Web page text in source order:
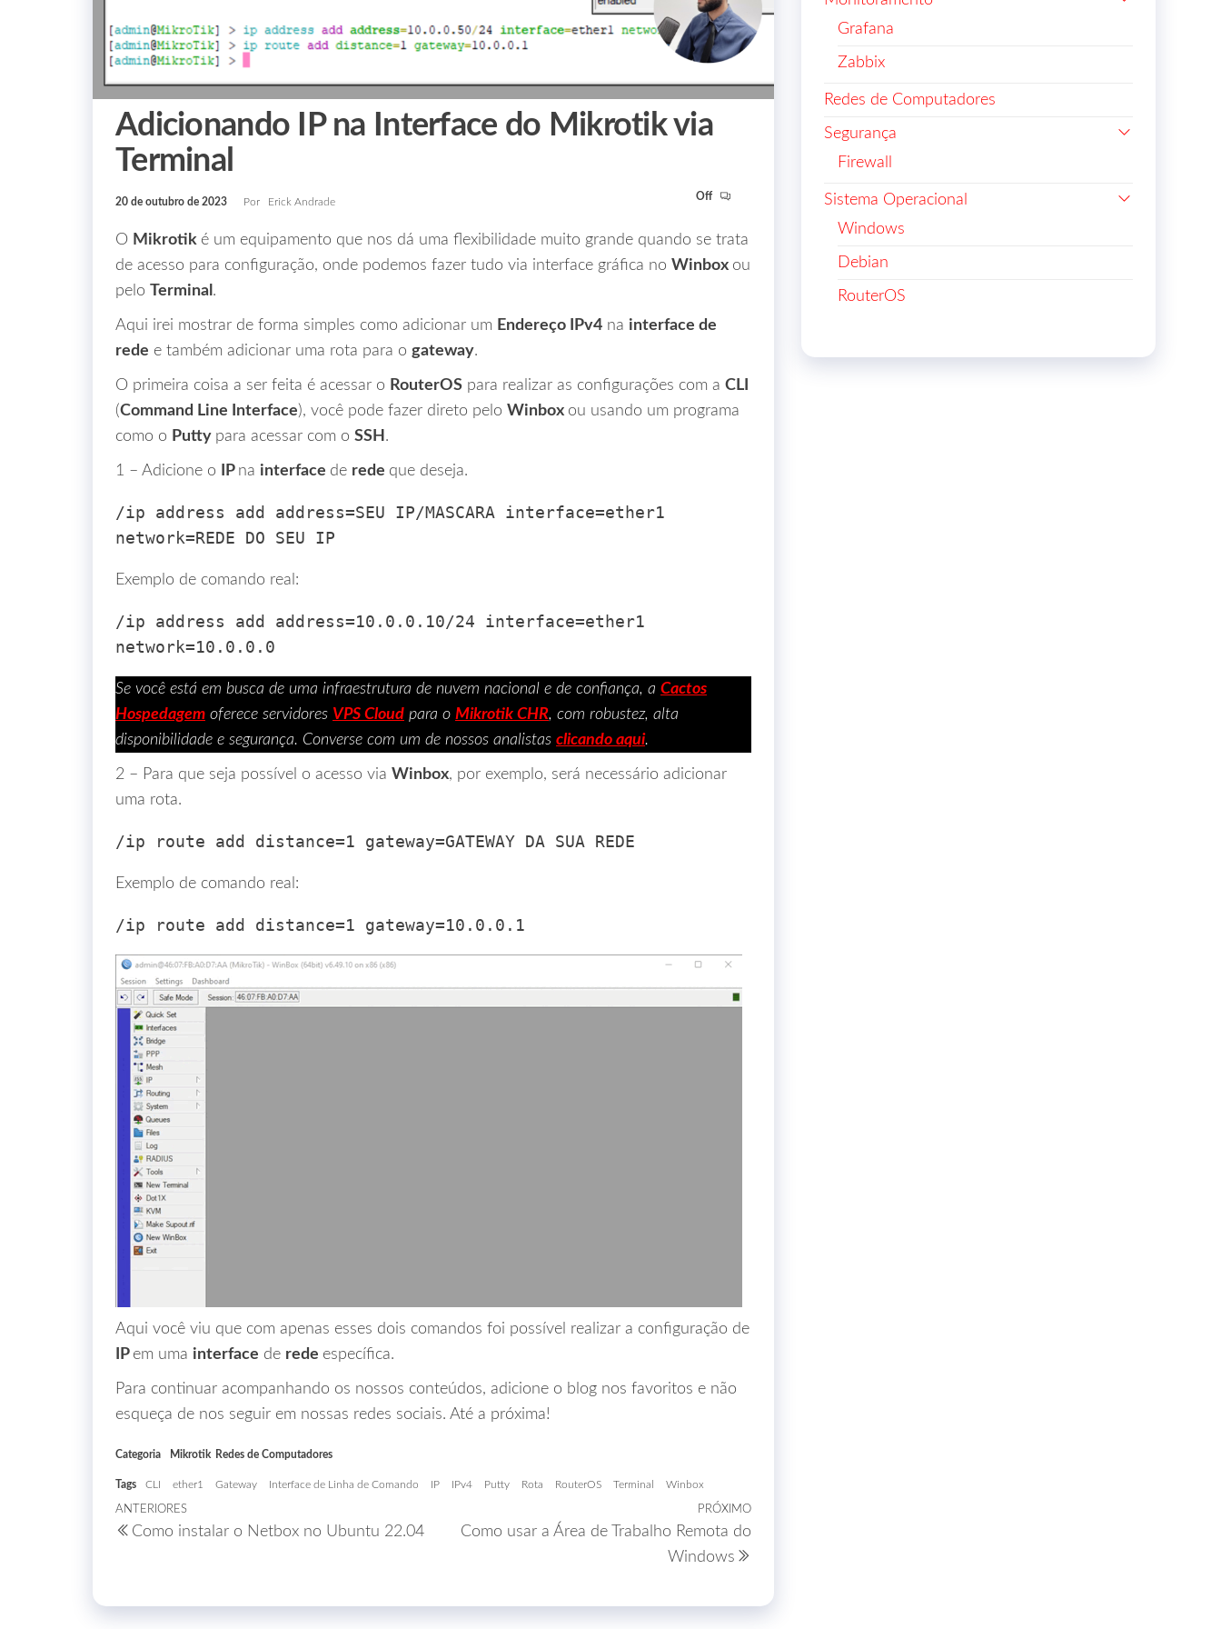
Adicionando IP na Interface do Mikrotik via
Terminal
20 de outubro de 2023 Por Erick Andrade Off
O Mikrotik é um equipamento que nos dá uma flexibilidade muito grande quando se trata
de acesso para configuração, onde podemos fazer tudo via interface gráfica no Winbox ou
pelo Terminal .
Aqui irei mostrar de forma simples como adicionar um Endereço IPv4 na interface de
rede e também adicionar uma rota para o gateway.
O primeira coisa a ser feita é acessar o RouterOS para realizar as configurações com a CLI
(Command Line Interface), você pode fazer direto pelo Winbox ou usando um programa
como o Putty para acessar com o SSH .
1 – Adicione o IP na interface de rede que deseja.
/ip address add address=SEU IP/MASCARA interface=ether1
network=REDE DO SEU IP
Exemplo de comando real:
/ip address add address=10.0.0.10/24 interface=ether1
network=10.0.0.0
Se você está em busca de uma infraestrutura de nuvem nacional e de confiança, a Cactos
Hospedagem oferece servidores VPS Cloud para o Mikrotik CHR, com robustez, alta
disponibilidade e segurança. Converse com um de nossos analistas clicando aqui.
2 – Para que seja possível o acesso via Winbox, por exemplo, será necessário adicionar
uma rota.
/ip route add distance=1 gateway=GATEWAY DA SUA REDE
Exemplo de comando real:
/ip route add distance=1 gateway=10.0.0.1
Aqui você viu que com apenas esses dois comandos foi possível realizar a configuração de
IP em uma interface de rede específica.
Para continuar acompanhando os nossos conteúdos, adicione o blog nos favoritos e não
esqueça de nos seguir em nossas redes sociais. Até a próxima!
Categoria Mikrotik Redes de Computadores
Tags CLI ether1 Gateway Interface de Linha de Comando IP IPv4 Putty Rota RouterOS Terminal Winbox
Navegação
de
Post
anterior
ANTERIORES
Como instalar o Netbox no Ubuntu 22.04
Próximo
PRÓXIMO
Como usar a Área de Trabalho Remota do
Windows
Grafana
Zabbix
Redes de Computadores
Segurança
Firewall
Sistema Operacional
Windows
Debian
RouterOS